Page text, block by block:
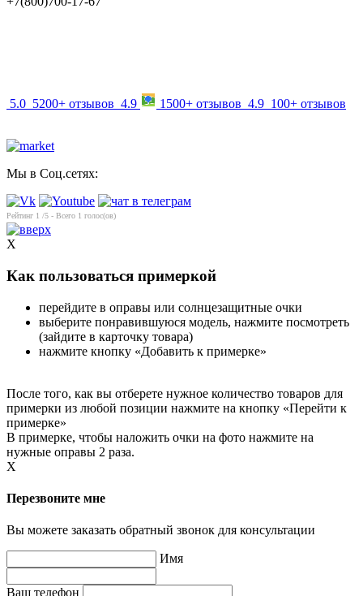
5.0 5200+ отзывов 4.9 1500+ отзывов 4.9 100+ отзывов
Мы в Соц.сетях:
Рейтинг 1 /5 - Всего 1 голос(ов)
X
Как пользоваться примеркой
перейдите в оправы или солнцезащитные очки
выберите понравившуюся модель, нажмите посмотреть
(зайдите в карточку товара)
нажмите кнопку «Добавить к примерке»
После того, как вы отберете нужное количество товаров для
примерки из любой позиции нажмите на кнопку «Перейти к
примерке»
В примерке, чтобы наложить очки на фото нажмите на
нужные оправы 2 раза.
X
Перезвоните мне
Вы можете заказать обратный звонок для консультации
Имя
Ваш телефон